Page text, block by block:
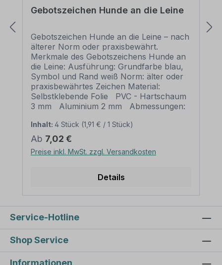
Gebotszeichen Hunde an die Leine
Gebotszeichen Hunde an die Leine – nach
älterer Norm oder praxisbewährt.
Merkmale des Gebotszeichens Hunde an
die Leine: Ausführung: Grundfarbe blau,
Symbol und Rand weiß Norm: älter oder
praxisbewährtes Zeichen Material:
Selbstklebende Folie PVC - Hartschaum
3 mm Aluminium 2 mm Abmessungen:
Ø 200 mm – Erkennungsweite bis 8 m
Ø 300 mm – Erkennungsweite bis 12 m
Ø 400 mm – Erkennungsweite bis 16 m
Ø 500 mm – Erkennungsweite bis 20 m
oder 1 Satz bei entsprechender
Gebotszeichen kann bei Nach- und
Neubeschilderungen in Betrieben
verwendet werden. Existiert dieses
Ausführung (z.B. nach ISO 7010), sollte
die neue Variante bevorzugt werden.
Weitere Informationen zu Gebotszeichen
Inhalt: 4 Stück (1,91 € / 1 Stück)
Regulärer Preis:
Ab 7,02 €
Preise inkl. MwSt. zzgl. Versandkosten
Details
Service-Hotline
Shop Service
Informationen